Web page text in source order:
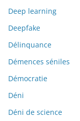
Deep learning
Deepfake
Délinquance
Démences séniles
Démocratie
Déni
Déni de science